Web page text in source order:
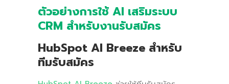
ตัวอย่างการใช้ AI เสริมระบบ
CRM สำหรับงานรับสมัคร
HubSpot AI Breeze สำหรับ
ทีมรับสมัคร